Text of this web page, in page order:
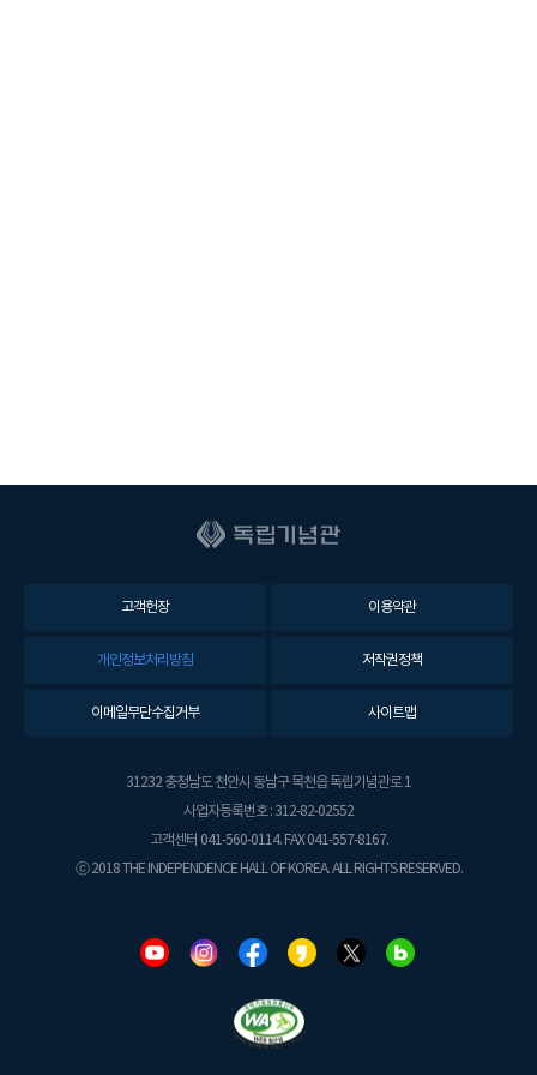
고객헌장 이용약관
개인정보처리방침 저작권정책
이메일무단수집거부 사이트맵
31232 충청남도 천안시 동남구 목천읍 독립기념관로 1
사업자등록번호 : 312-82-02552
고객센터 041-560-0114. FAX 041-557-8167.
ⓒ 2018 THE INDEPENDENCE HALL OF KOREA. ALL RIGHTS RESERVED.